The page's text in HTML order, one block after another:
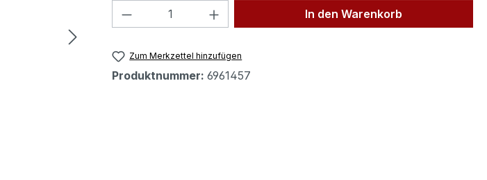
Produkt Anzahl: Gib den gewünschten Wert
In den Warenkorb
Zum Merkzettel hinzufügen
Produktnummer: 6961457